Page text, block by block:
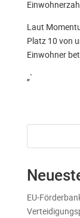
Laut
Platz 10 von
Einwohner
„`
EU-